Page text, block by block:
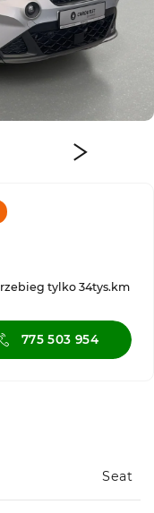
tylko 34tys.km
775 503 954
Seat